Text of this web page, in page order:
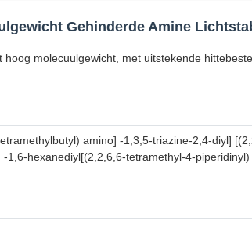
Gehinderde Amine
molecuulgewicht, met uitstekende
amino] -1,3,5-triazine-2,4-diyl]
-1,6-hexanediyl[(2,2,6,6-tetramethyl-4-piperidinyl)